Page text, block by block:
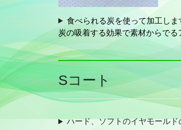
食べられる炭を使って加工しま
炭の吸着する効果で素材からでる
Sコート
ハード、ソフトのイヤモール